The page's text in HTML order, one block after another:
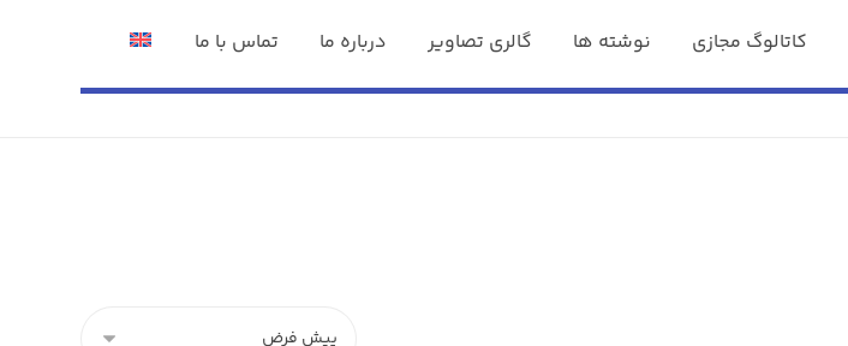
کاتالوگ مجازی نوشته ها گالری تصاویر درباره ما تماس با ما